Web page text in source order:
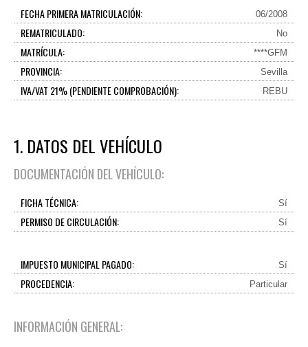
FECHA PRIMERA MATRICULACIÓN: 06/2008
REMATRICULADO: No
MATRÍCULA: ****GFM
PROVINCIA: Sevilla
IVA/VAT 21% (PENDIENTE COMPROBACIÓN): REBU
1. DATOS DEL VEHÍCULO
DOCUMENTACIÓN DEL VEHÍCULO:
FICHA TÉCNICA: Sí
PERMISO DE CIRCULACIÓN: Sí
IMPUESTO MUNICIPAL PAGADO: Sí
PROCEDENCIA: Particular
INFORMACIÓN GENERAL: